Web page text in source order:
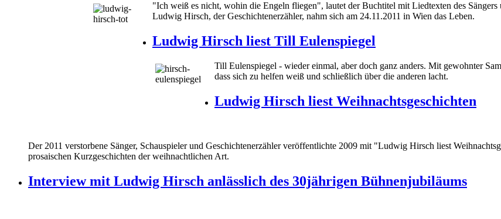
"Ich weiß es nicht, wohin die Engeln fliegen", lautet der Buchtitel mit Liedtexten des
Ludwig Hirsch, der Geschichtenerzähler, nahm sich am 24.11.2011 in Wien das Leben.
Ludwig Hirsch liest Till Eulenspiegel
Till Eulenspiegel - wieder einmal, aber doch ganz anders. Mit gewohnter
dass sich zu helfen weiß und schließlich über die anderen lacht.
Ludwig Hirsch liest Weihnachtsgeschichten
Der 2011 verstorbene Sänger, Schauspieler und Geschichtenerzähler veröffentlichte 2009 mit "Ludwig Hirsch liest
prosaischen Kurzgeschichten der weihnachtlichen Art.
Interview mit Ludwig Hirsch anlässlich des 30jährigen Bühnenjubiläums